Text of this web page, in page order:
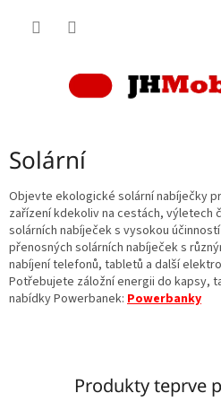
Solární
Objevte ekologické solární nabíječky
zařízení kdekoliv na cestách, výletech
solárních nabíječek s vysokou
přenosných solárních nabíječek s
nabíjení telefonů, tabletů a další
Potřebujete záložní energii do kapsy,
nabídky Powerbanek: Powerbanky
Produkty teprve